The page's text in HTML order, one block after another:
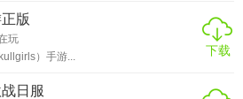
，演绎着英雄们的不朽传奇。
版
玩
）手游...
下载
日服